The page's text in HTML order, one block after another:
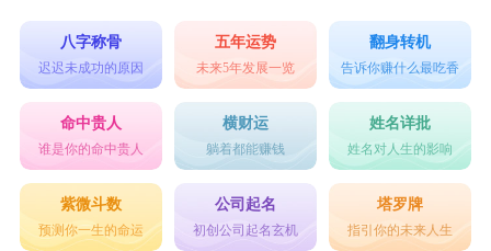
漏财格局。因此可利用制氧马达，促进鱼缸内的水
流循环，且要随时保持干净，才能提升居家财运，
若是鱼或水草死亡，也应尽快汰换，象征源源不绝
的财气与生命力。
鱼缸养几条鱼最好风水?
一条鱼‌：代表“一白水”，可以旺财。
八字称骨
迟迟未成功的原因
五年运势
未来5年发展一览
翻身转机
告诉你赚什么最吃香
命中贵人
谁是你的命中贵人
横财运
躺着都能赚钱
姓名详批
姓名对人生的影响
紫微斗数
预测你一生的命运
公司起名
初创公司起名玄机
塔罗牌
指引你的未来人生